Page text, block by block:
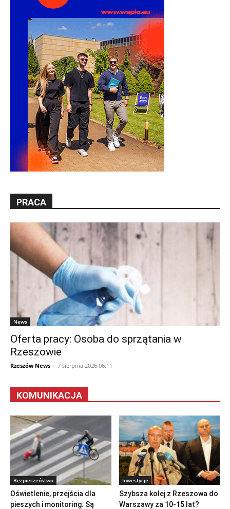
PRACA
News
Oferta pracy: Osoba do sprzątania w
Rzeszowie
Rzeszów News - 7 sierpnia 2026 06:11
KOMUNIKACJA
Bezpieczeństwo
Oświetlenie, przejścia dla
pieszych i monitoring. Są
Inwestycje
Szybsza kolej z Rzeszowa do
Warszawy za 10-15 lat?